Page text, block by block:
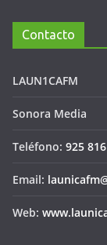
Contacto
LAUN1CAFM
Sonora Media
Teléfono: 925
Email:
Web: